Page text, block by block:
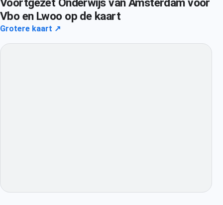
Vbo en Lwoo op de kaart
Grotere kaart ↗